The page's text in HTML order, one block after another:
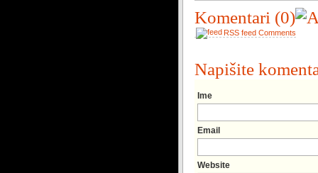
Komentari (0)
RSS feed Comments
Napišite
Ime
Email
Website